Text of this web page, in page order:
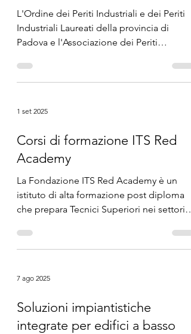
L'Ordine dei Periti Industriali e dei Periti
Industriali Laureati della provincia di
Padova e l'Associazione dei Periti
1 set 2025
Corsi di formazione ITS Red
Academy
La Fondazione ITS Red Academy è un
istituto di alta formazione post diploma
che prepara Tecnici Superiori nei settori
7 ago 2025
Soluzioni impiantistiche
integrate per edifici a basso